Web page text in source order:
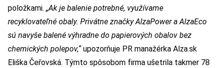
položkami. „Ak je balenie potrebné, využívame
recyklovateľné obaly. Privátne značky AlzaPower a AlzaEco
sú navyše balené výhradne do papierových obalov bez
chemických polepov,“ upozorňuje PR manažérka Alza.sk
Eliška Čeřovská. Týmto spôsobom firma ušetrila takmer 78